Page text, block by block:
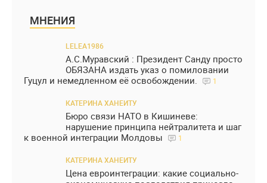
МНЕНИЯ
LELEA1986
А.С.Муравский : Президент Санду просто
ОБЯЗАНА издать указ о помиловании
Гуцул и немедленном её освобождении.
1
КАТЕРИНА ХАНЕИТУ
Бюро связи НАТО в Кишиневе:
нарушение принципа нейтралитета и шаг
к военной интеграции Молдовы
1
КАТЕРИНА ХАНЕИТУ
Цена евроинтеграции: какие социально-